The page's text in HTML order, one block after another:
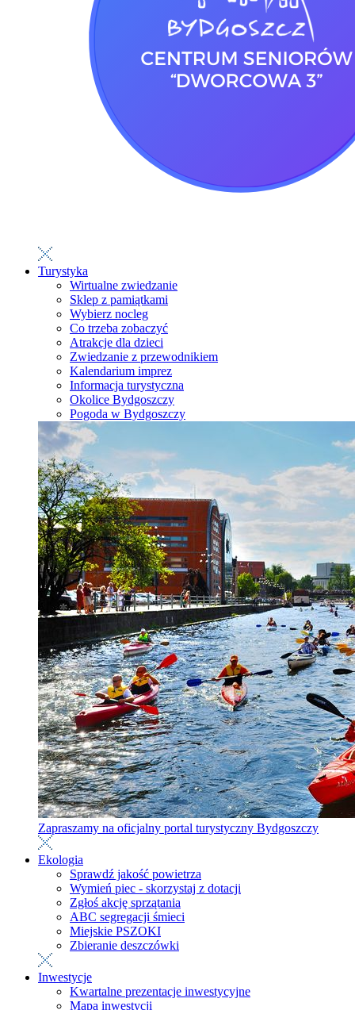
Turystyka
Wirtualne zwiedzanie
Sklep z pamiątkami
Wybierz nocleg
Co trzeba zobaczyć
Atrakcje dla dzieci
Zwiedzanie z przewodnikiem
Kalendarium imprez
Informacja turystyczna
Okolice Bydgoszczy
Pogoda w Bydgoszczy
Zapraszamy na oficjalny portal turystyczny Bydgoszczy
Ekologia
Sprawdź jakość powietrza
Wymień piec - skorzystaj z dotacji
Zgłoś akcję sprzątania
ABC segregacji śmieci
Miejskie PSZOKI
Zbieranie deszczówki
Inwestycje
Kwartalne prezentacje inwestycyjne
Mapa inwestycji